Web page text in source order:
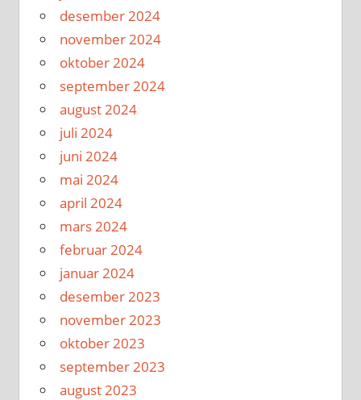
desember 2024
november 2024
oktober 2024
september 2024
august 2024
juli 2024
juni 2024
mai 2024
april 2024
mars 2024
februar 2024
januar 2024
desember 2023
november 2023
oktober 2023
september 2023
august 2023